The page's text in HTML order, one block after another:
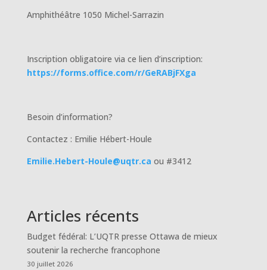
Amphithéâtre 1050 Michel-Sarrazin
Inscription obligatoire via ce lien d’inscription:
https://forms.office.com/r/GeRABjFXga
Besoin d’information?
Contactez : Emilie Hébert-Houle
Emilie.Hebert-Houle@uqtr.ca ou #3412
Articles récents
Budget fédéral: L’UQTR presse Ottawa de mieux
soutenir la recherche francophone
30 juillet 2026